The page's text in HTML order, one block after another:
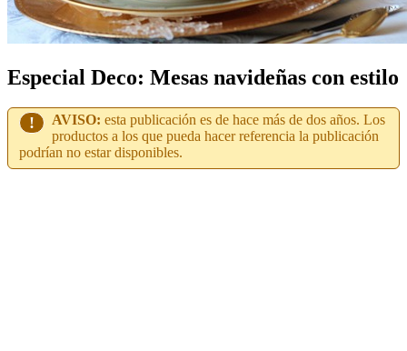
Especial Deco: Mesas navideñas con estilo
! AVISO: esta publicación es de hace más de dos años. Los
productos a los que pueda hacer referencia la publicación
podrían no estar disponibles.